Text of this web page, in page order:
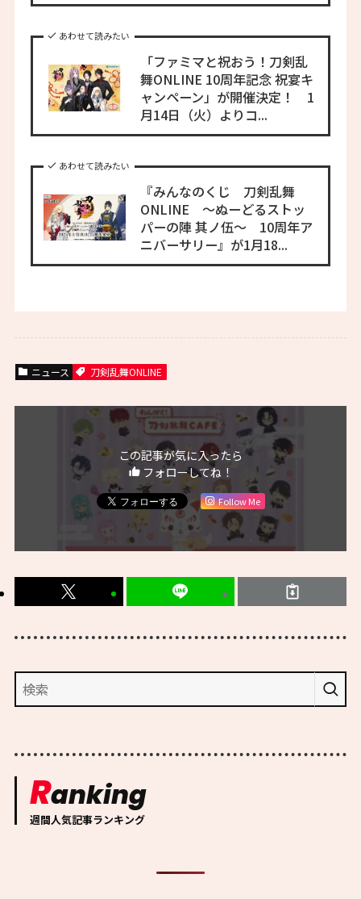
あわせて読みたい
「ファミマと祝おう！刀剣乱
舞ONLINE 10周年記念 祝宴キ
ャンペーン」が開催決定！ 1
月14日（火）よりコ...
あわせて読みたい
『みんなのくじ 刀剣乱舞
ONLINE ～ぬーどるストッ
パーの陣 其ノ伍～ 10周年ア
ニバーサリー』が1月18...
ニュース 刀剣乱舞ONLINE
この記事が気に入ったら
フォローしてね！
Follow Me
Ranking
週間人気記事ランキング